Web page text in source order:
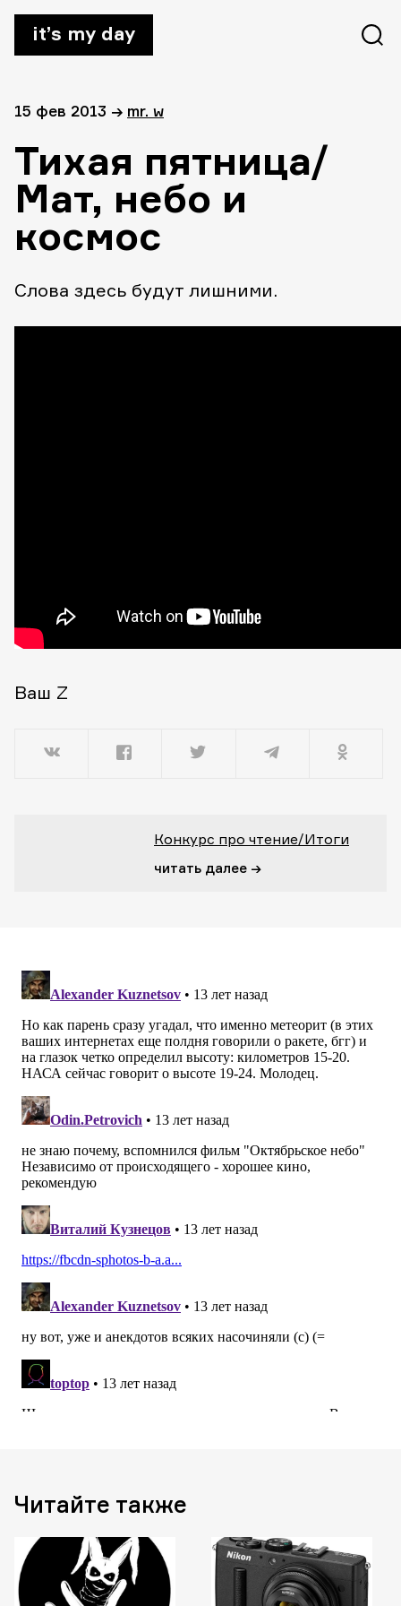
it’s my day
15 фев 2013 → mr. w
Тихая пятница/
Мат, небо и
космос
Слова здесь будут лишними.
Ваш Z
Конкурс про чтение/Итоги
читать далее →
Читайте также